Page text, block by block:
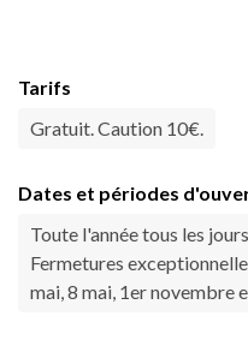
Tarifs
Gratuit. Caution 10€.
Dates et périodes
Toute l'année tous les
Fermetures
mai, 8 mai, 1er novembre